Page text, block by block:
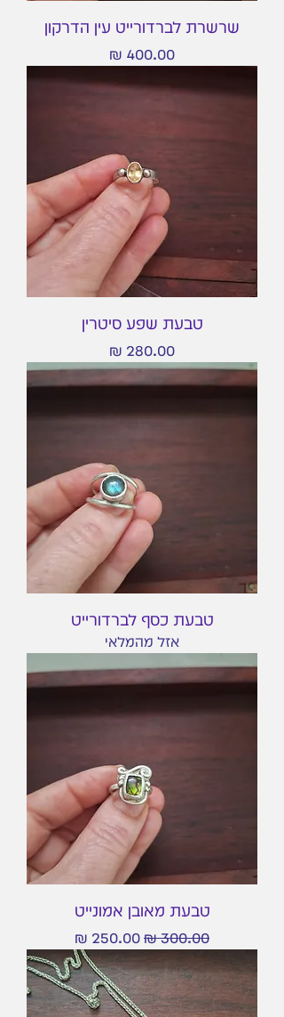
שרשרת לברדורייט עין הדרקון
מחיר
טבעת שפע סיטרין
מחיר
טבעת כסף לברדורייט
אזל מהמלאי
טבעת מאובן אמונייט
מחיר רגיל מחיר מבצע